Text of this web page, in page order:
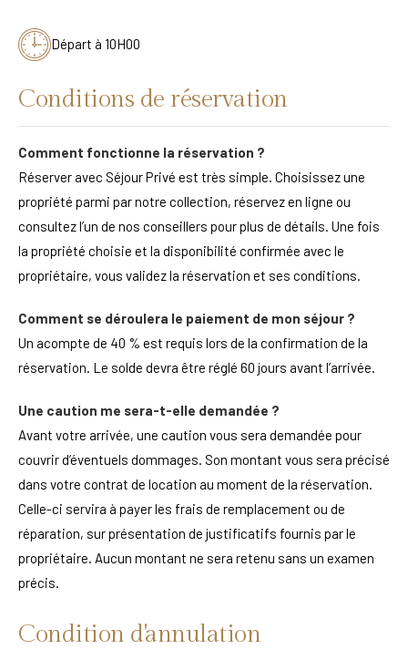
Départ à 10H00
Conditions de réservation
Comment fonctionne la réservation ?
Réserver avec Séjour Privé est très simple. Choisissez une
propriété parmi par notre collection, réservez en ligne ou
consultez l’un de nos conseillers pour plus de détails. Une fois
la propriété choisie et la disponibilité confirmée avec le
propriétaire, vous validez la réservation et ses conditions.
Comment se déroulera le paiement de mon séjour ?
Un acompte de 40 % est requis lors de la confirmation de la
réservation. Le solde devra être réglé 60 jours avant l’arrivée.
Une caution me sera-t-elle demandée ?
Avant votre arrivée, une caution vous sera demandée pour
couvrir d’éventuels dommages. Son montant vous sera précisé
dans votre contrat de location au moment de la réservation.
Celle-ci servira à payer les frais de remplacement ou de
réparation, sur présentation de justificatifs fournis par le
propriétaire. Aucun montant ne sera retenu sans un examen
précis.
Condition d'annulation